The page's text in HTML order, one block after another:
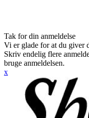
Tak for din anmeldelse
Vi er glade for at du giver
Skriv endelig flere
bruge anmeldelsen.
x